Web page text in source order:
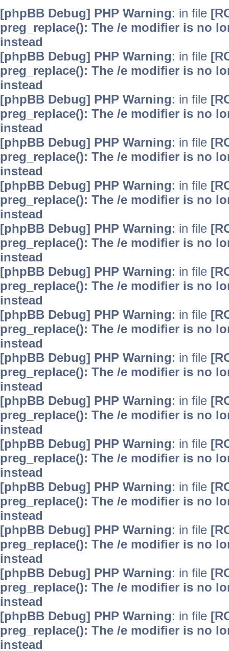
[phpBB Debug] PHP Warning: in file
preg_replace(): The /e modifier is no
instead
[phpBB Debug] PHP Warning: in file
preg_replace(): The /e modifier is no
instead
[phpBB Debug] PHP Warning: in file
preg_replace(): The /e modifier is no
instead
[phpBB Debug] PHP Warning: in file
preg_replace(): The /e modifier is no
instead
[phpBB Debug] PHP Warning: in file
preg_replace(): The /e modifier is no
instead
[phpBB Debug] PHP Warning: in file
preg_replace(): The /e modifier is no
instead
[phpBB Debug] PHP Warning: in file
preg_replace(): The /e modifier is no
instead
[phpBB Debug] PHP Warning: in file
preg_replace(): The /e modifier is no
instead
[phpBB Debug] PHP Warning: in file
preg_replace(): The /e modifier is no
instead
[phpBB Debug] PHP Warning: in file
preg_replace(): The /e modifier is no
instead
[phpBB Debug] PHP Warning: in file
preg_replace(): The /e modifier is no
instead
[phpBB Debug] PHP Warning: in file
preg_replace(): The /e modifier is no
instead
[phpBB Debug] PHP Warning: in file
preg_replace(): The /e modifier is no
instead
[phpBB Debug] PHP Warning: in file
preg_replace(): The /e modifier is no
instead
[phpBB Debug] PHP Warning: in file
preg_replace(): The /e modifier is no
instead